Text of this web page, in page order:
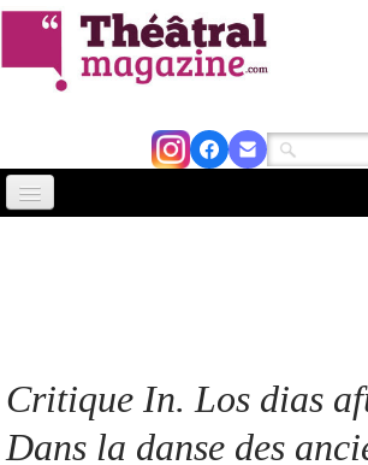
Critique In. Los dias
Dans la danse des